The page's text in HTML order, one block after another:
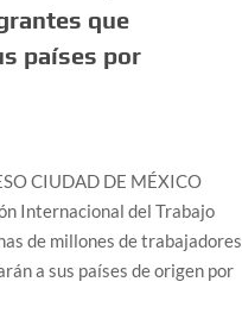
que
países por
CIUDAD DE MÉXICO
Internacional del Trabajo
de millones de trabajadores
a sus países de origen por